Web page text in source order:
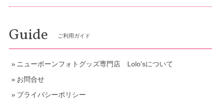
Guide ご利用ガイド
ニューボーンフォトグッズ専門店 Lolo'sについて
お問合せ
プライバシーポリシー